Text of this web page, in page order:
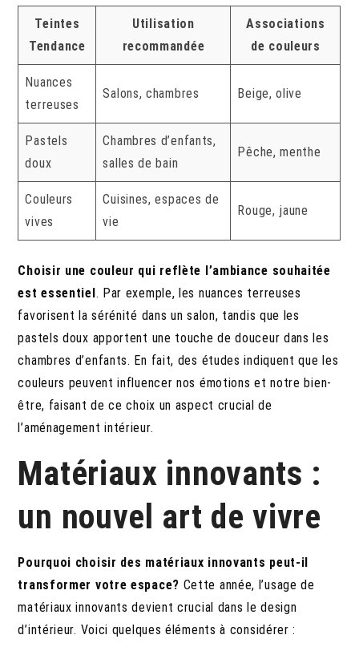
Teintes
Tendance
Utilisation
recommandée
Associations
de couleurs
Nuances
terreuses
Salons, chambres Beige, olive
Pastels
doux
Chambres d’enfants,
salles de bain
Pêche, menthe
Couleurs
vives
Cuisines, espaces de
vie
Rouge, jaune
Choisir une couleur qui reflète l’ambiance souhaitée
est essentiel . Par exemple, les nuances terreuses
favorisent la sérénité dans un salon, tandis que les
pastels doux apportent une touche de douceur dans les
chambres d’enfants. En fait, des études indiquent que les
couleurs peuvent influencer nos émotions et notre bien-
être, faisant de ce choix un aspect crucial de
l’aménagement intérieur.
Matériaux innovants :
un nouvel art de vivre
Pourquoi choisir des matériaux innovants peut-il
transformer votre espace? Cette année, l’usage de
matériaux innovants devient crucial dans le design
d’intérieur. Voici quelques éléments à considérer :